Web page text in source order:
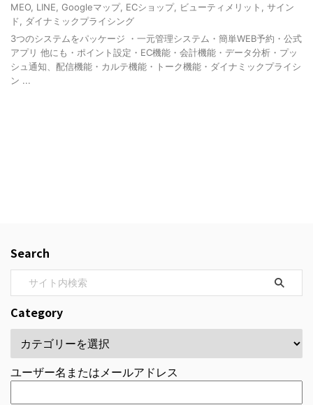
MEO, LINE, Googleマップ, ECショップ, ビューティメリット , サイン
ド, ダイナミックプライシング
3つのシステムをパッケージ ・一元管理システム・簡単WEB予約・公式
アプリ 他にも・ポイント設定・EC機能・会計機能・データ分析・プッ
シュ通知、配信機能・カルテ機能・トーク機能・ダイナミックプライシ
ン ...
Search
Category
ユーザー名またはメールアドレス